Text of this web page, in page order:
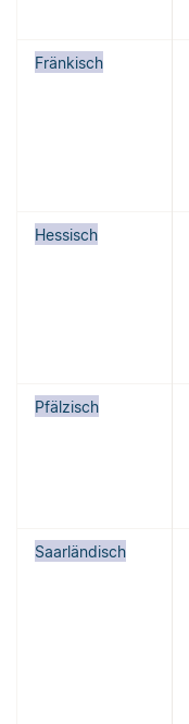
Fränkisch
Hessisch
Pfälzisch
Saarländisch